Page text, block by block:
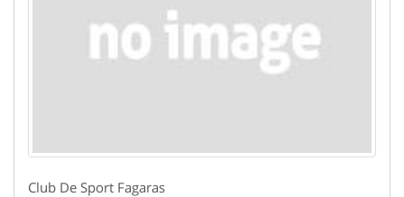
Club De Sport Fagaras